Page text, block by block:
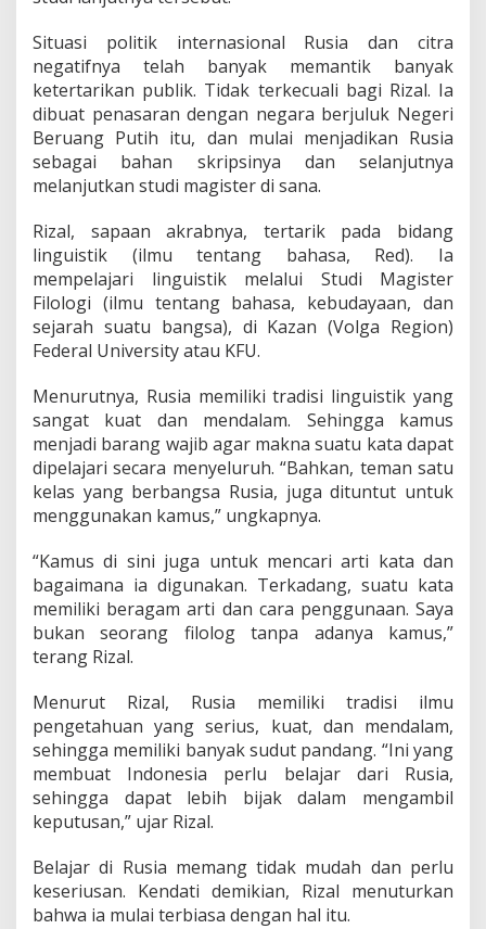
r
n
i
a
L
a
j
u
t
S
t
u
d
i
l
o
g
i
i
R
u
s
i
r
e
n
a
K
e
n
t
a
Situasi politik internasional Rusia dan citra
negatifnya telah banyak memantik banyak
ketertarikan publik. Tidak terkecuali bagi Rizal. Ia
dibuat penasaran dengan negara berjuluk Negeri
Beruang Putih itu, dan mulai menjadikan Rusia
sebagai bahan skripsinya dan selanjutnya
melanjutkan studi magister di sana.
Rizal, sapaan akrabnya, tertarik pada bidang
linguistik (ilmu tentang bahasa, Red). Ia
mempelajari linguistik melalui Studi Magister
Filologi (ilmu tentang bahasa, kebudayaan, dan
sejarah suatu bangsa), di Kazan (Volga Region)
Federal University atau KFU.
Menurutnya, Rusia memiliki tradisi linguistik yang
sangat kuat dan mendalam. Sehingga kamus
menjadi barang wajib agar makna suatu kata dapat
dipelajari secara menyeluruh. “Bahkan, teman satu
kelas yang berbangsa Rusia, juga dituntut untuk
menggunakan kamus,” ungkapnya.
“Kamus di sini juga untuk mencari arti kata dan
bagaimana ia digunakan. Terkadang, suatu kata
memiliki beragam arti dan cara penggunaan. Saya
bukan seorang filolog tanpa adanya kamus,”
terang Rizal.
Menurut Rizal, Rusia memiliki tradisi ilmu
pengetahuan yang serius, kuat, dan mendalam,
sehingga memiliki banyak sudut pandang. “Ini yang
membuat Indonesia perlu belajar dari Rusia,
sehingga dapat lebih bijak dalam mengambil
keputusan,” ujar Rizal.
Belajar di Rusia memang tidak mudah dan perlu
keseriusan. Kendati demikian, Rizal menuturkan
bahwa ia mulai terbiasa dengan hal itu.